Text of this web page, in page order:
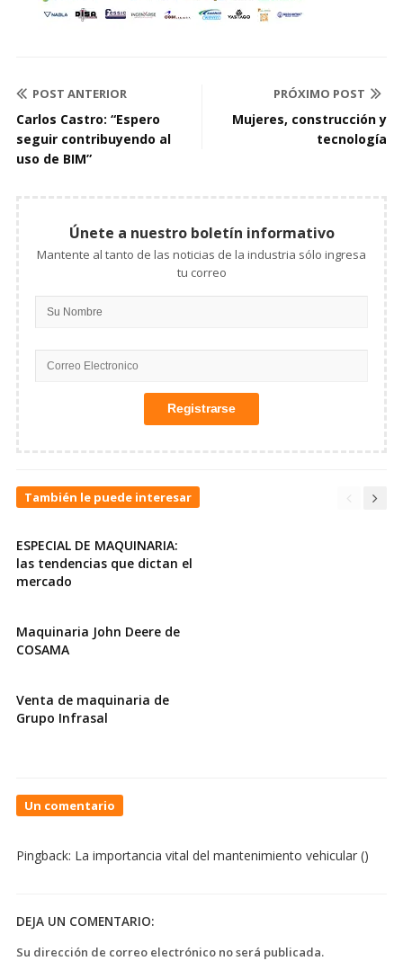
POST ANTERIOR
Carlos Castro: “Espero
seguir contribuyendo al
uso de BIM”
PRÓXIMO POST
Mujeres, construcción y
tecnología
Únete a nuestro boletín informativo
Mantente al tanto de las noticias de la industria sólo ingresa
tu correo
También le puede interesar
ESPECIAL DE MAQUINARIA:
las tendencias que dictan el
mercado
Maquinaria John Deere de
COSAMA
Venta de maquinaria de
Grupo Infrasal
Un comentario
conducir
Pingback: La importancia vital del mantenimiento vehicular ()
DEJA UN COMENTARIO:
Su dirección de correo electrónico no será publicada.